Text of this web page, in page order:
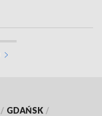
/ GDAŃSK /